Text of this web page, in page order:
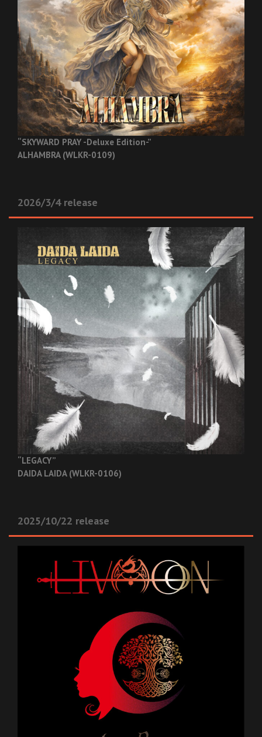
“SKYWARD PRAY -Deluxe Edition-”
ALHAMBRA (WLKR-0109)
2026/3/4 release
“LEGACY”
DAIDA LAIDA (WLKR-0106)
2025/10/22 release